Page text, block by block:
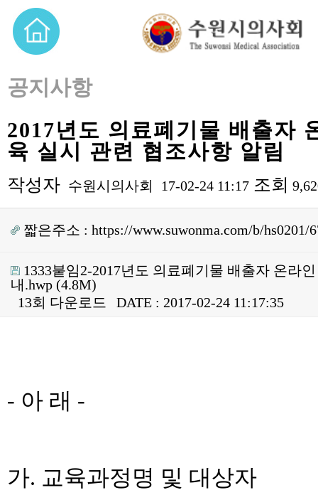
공지사항
2017년도 의료폐기물 배출자
육 실시 관련 협조사항 알림
작성자 수원시의사회 17-02-24 11:17 조회
짧은주소 : https://www.suwonma.com/b/hs0201/
1333붙임2-2017년도 의료폐기물 배출자 온라
내.hwp (4.8M)
13회 다운로드
DATE : 2017-02-24 11:17:35
- 아 래 -
가. 교육과정명 및 대상자